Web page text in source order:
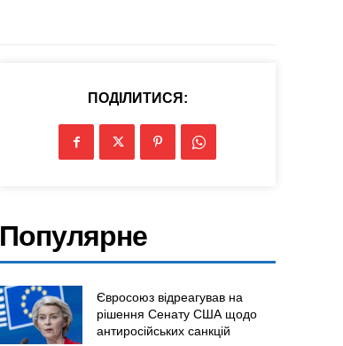
ПОДІЛИТИСЯ:
Популярне
Євросоюз відреагував на
рішення Сенату США щодо
антиросійських санкцій